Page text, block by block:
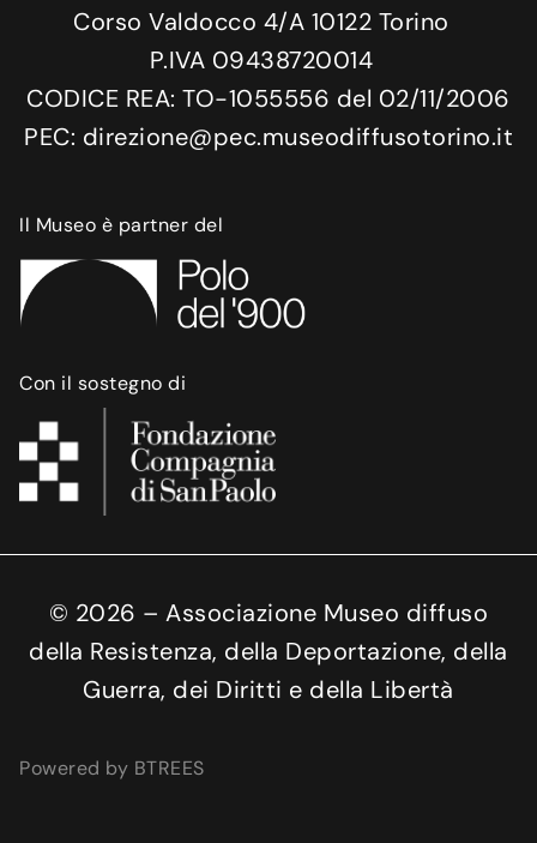
Corso Valdocco 4/A 10122 Torino
P.IVA 09438720014
CODICE REA: TO-1055556 del 02/11/2006
PEC: direzione@pec.museodiffusotorino.it
Il Museo è partner del
Con il sostegno di
© 2026 – Associazione Museo diffuso
della Resistenza, della Deportazione, della
Guerra, dei Diritti e della Libertà
Powered by BTREES